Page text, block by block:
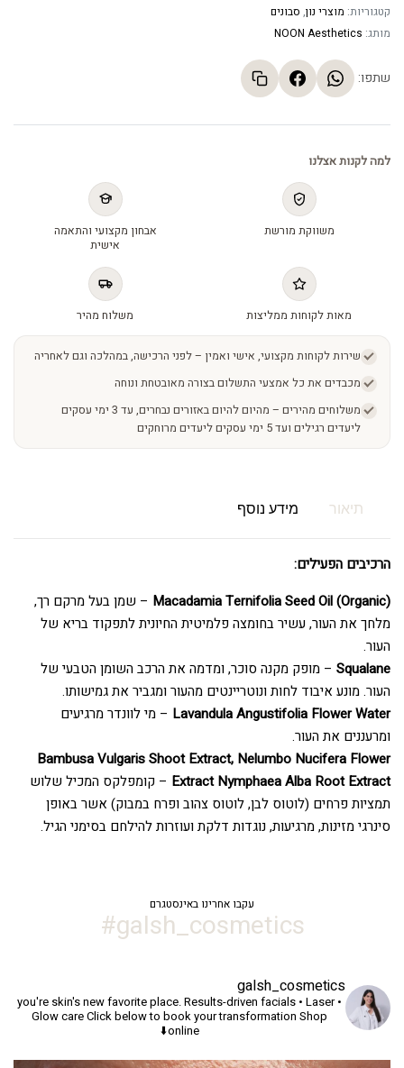
קטגוריות: מוצרי נון, סבונים
מותג: NOON Aesthetics
שתפו:
למה לקנות אצלנו
משווקת מורשת
אבחון מקצועי והתאמה
אישית
מאות לקוחות ממליצות משלוח מהיר
שירות לקוחות מקצועי, אישי ואמין – לפני הרכישה, במהלכה וגם לאחריה
מכבדים את כל אמצעי התשלום בצורה מאובטחת ונוחה
משלוחים מהירים – מהיום להיום באזורים נבחרים, עד 3 ימי עסקים
ליעדים רגילים ועד 5 ימי עסקים ליעדים מרוחקים
תיאור מידע נוסף
הרכיבים הפעילים:
(Macadamia Ternifolia Seed Oil (Organic
– שמן בעל מרקם רך,
מלחך את העור, עשיר בחומצה פלמיטית החיונית לתפקוד בריא של
העור.
Squalane – מופק מקנה סוכר, ומדמה את הרכב השומן הטבעי של
העור. מונע איבוד לחות ונוטריינטים מהעור ומגביר את גמישותו.
Lavandula Angustifolia Flower Water – מי לוונדר מרגיעים
ומרעננים את העור.
Bambusa Vulgaris Shoot Extract, Nelumbo Nucifera Flower
Extract Nymphaea Alba Root Extract – קומפלקס המכיל שלוש
תמציות פרחים (לוטוס לבן, לוטוס צהוב ופרח במבוק) אשר באופן
סינרגי מזינות, מרגיעות, נוגדות דלקת ועוזרות להילחם בסימני הגיל.
עקבו אחרינו באינסטגרם
galsh_cosmetics#
galsh_cosmetics
you're skin's new favorite place.Results-driven facials • Laser •
Glow careClick below to book your transformation Shop
online⬇️